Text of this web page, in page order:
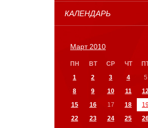
КАЛЕНДАРЬ
Март 2010
ПН ВТ СР ЧТ
1
2 3 4 5
8
9 10 11
15
16 17 18
22
23 24 25